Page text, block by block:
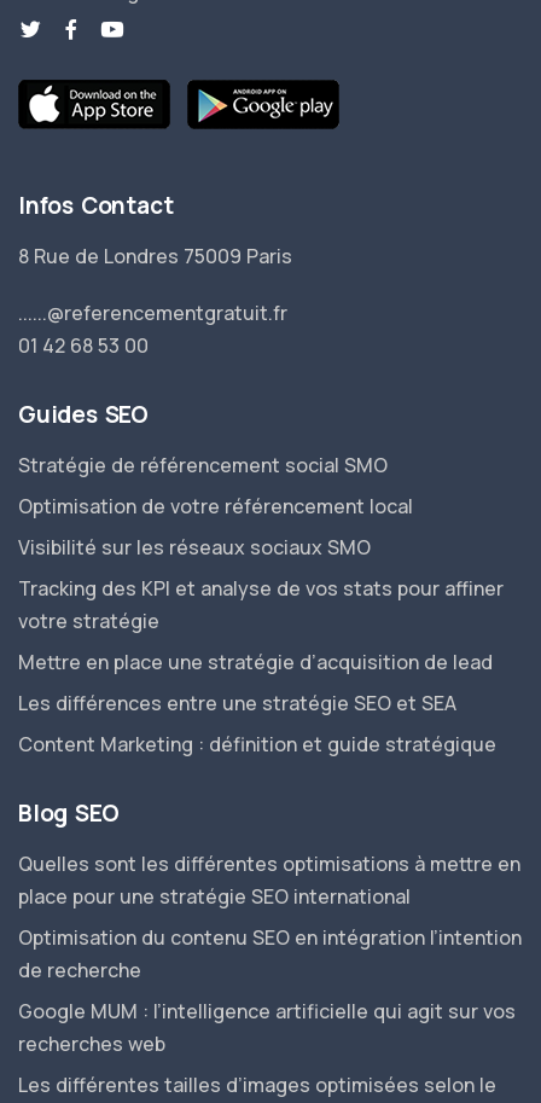
Infos Contact
8 Rue de Londres 75009 Paris
......@referencementgratuit.fr
01 42 68 53 00
Guides SEO
Stratégie de référencement social SMO
Optimisation de votre référencement local
Visibilité sur les réseaux sociaux SMO
Tracking des KPI et analyse de vos stats pour affiner
votre stratégie
Mettre en place une stratégie d’acquisition de lead
Les différences entre une stratégie SEO et SEA
Content Marketing : définition et guide stratégique
Blog SEO
Quelles sont les différentes optimisations à mettre en
place pour une stratégie SEO international
Optimisation du contenu SEO en intégration l’intention
de recherche
Google MUM : l’intelligence artificielle qui agit sur vos
recherches web
Les différentes tailles d’images optimisées selon le